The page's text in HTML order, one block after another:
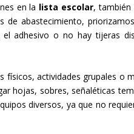
en la lista escolar, también
de abastecimiento,
adhesivo o no hay tijeras
físicos, actividades grupales o
hojas, sobres, señaléticas
diversos, ya que no